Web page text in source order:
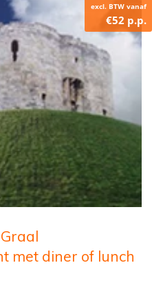
excl. BTW vanaf
€52 p.p.
met diner of lunch